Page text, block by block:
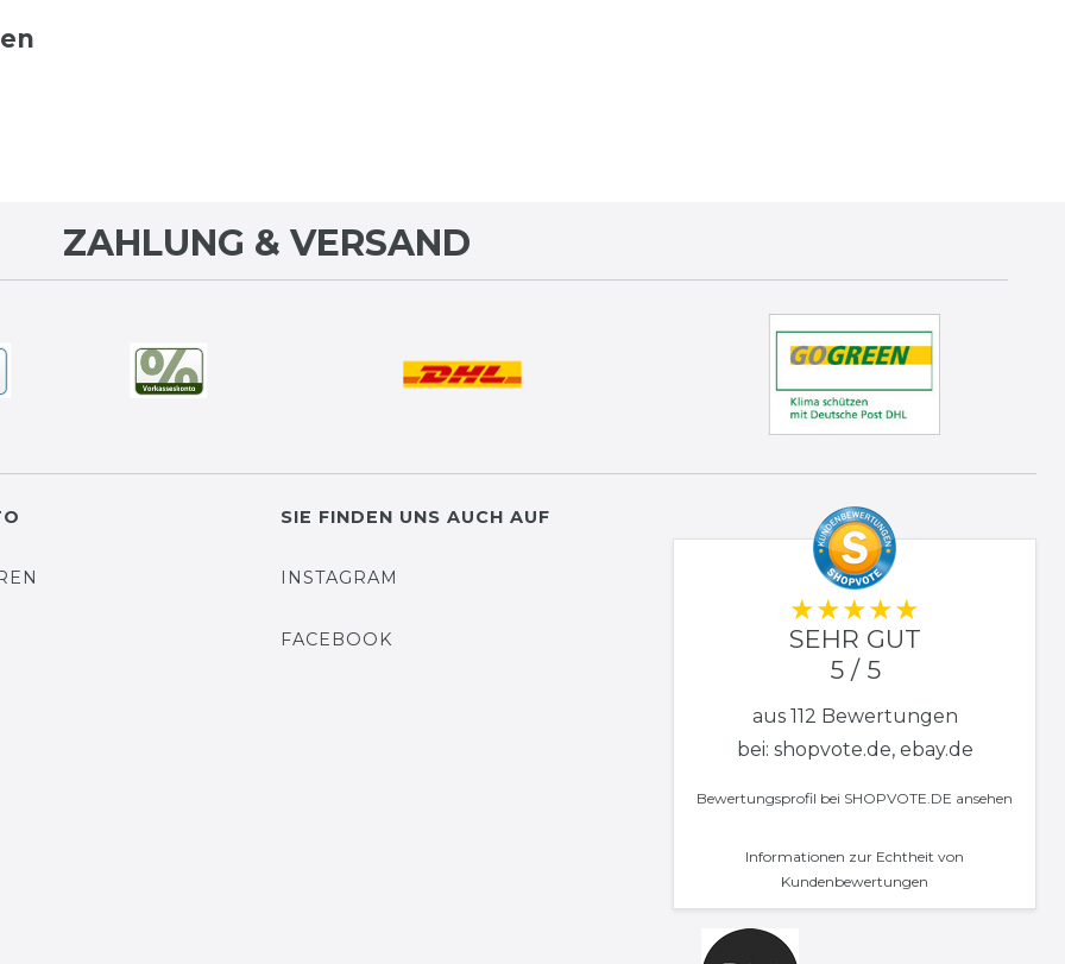
ZAHLUNG & VERSAND
SIE FINDEN UNS AUCH AUF
INSTAGRAM
FACEBOOK
SEHR GUT
5 / 5
aus 112 Bewertungen
bei: shopvote.de, ebay.de
Bewertungsprofil bei SHOPVOTE.DE ansehen
Informationen zur Echtheit von
Kundenbewertungen